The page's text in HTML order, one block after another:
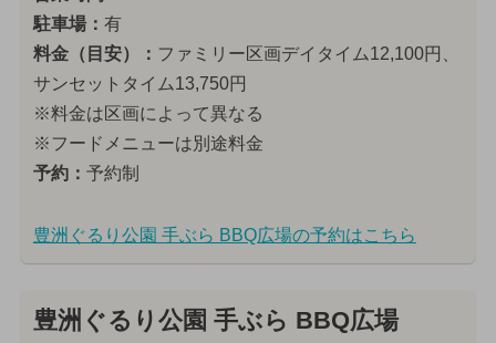
駐車場： 有
料金（目安）： ファミリー区画デイタイム12,100円、
サンセットタイム13,750円
※料金は区画によって異なる
※フードメニューは別途料金
予約： 予約制
豊洲ぐるり公園 手ぶら BBQ広場の予約はこちら
豊洲ぐるり公園 手ぶら BBQ広場